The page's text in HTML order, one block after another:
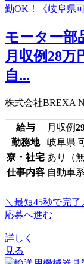
モーター部
月収例28
自...
株式会社BREXA
給与 月収例
勤務地
岐阜県
寮・社宅 あり（無
仕事内容 自動車
＼最短45秒で完了
応募へ進む
詳しく
見る